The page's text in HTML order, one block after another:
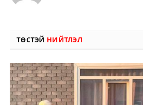
ТӨСТЭЙ НИЙТЛЭЛ